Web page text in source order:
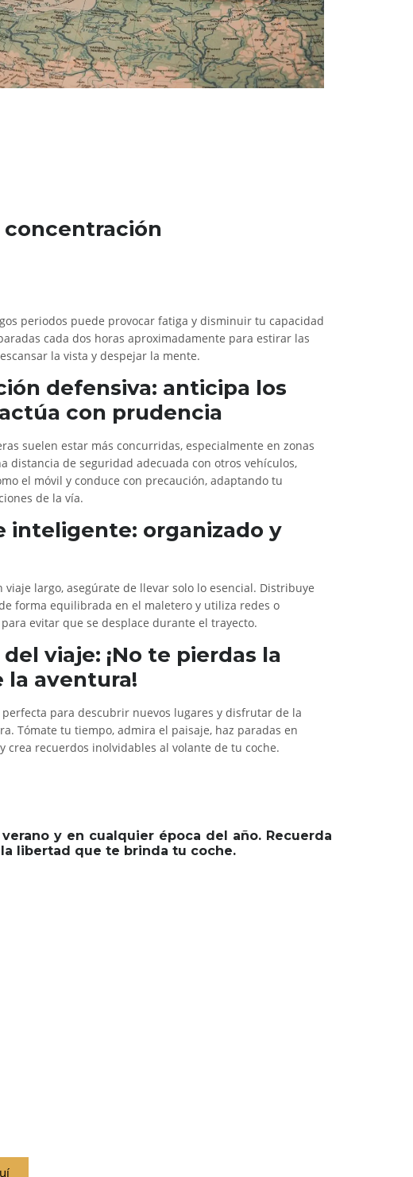
concentración
periodos puede provocar fatiga y disminuir tu capacidad
cada dos horas aproximadamente para estirar las
la vista y despejar la mente.
defensiva: anticipa los
con prudencia
suelen estar más concurridas, especialmente en zonas
distancia de seguridad adecuada con otros vehículos,
el móvil y conduce con precaución, adaptando tu
de la vía.
inteligente: organizado y
viaje largo, asegúrate de llevar solo lo esencial. Distribuye
forma equilibrada en el maletero y utiliza redes o
evitar que se desplace durante el trayecto.
viaje: ¡No te pierdas la
la aventura!
perfecta para descubrir nuevos lugares y disfrutar de la
Tómate tu tiempo, admira el paisaje, haz paradas en
crea recuerdos inolvidables al volante de tu coche.
y en cualquier época del año. Recuerda
libertad que te brinda tu coche.